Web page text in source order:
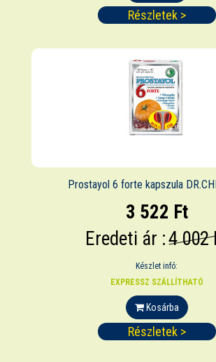
Részletek >
Prostayol 6 forte kapszula
3 522 Ft
Eredeti ár :4 002
Készlet infó:
EXPRESSZ SZÁLLÍTHATÓ
Kosárba
Részletek >